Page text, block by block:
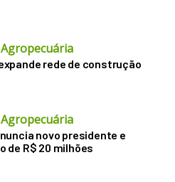
rede de construção
novo presidente e
de R$ 20 milhões